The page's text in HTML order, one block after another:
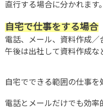
直行する場合に分かれます。
自宅で仕事をする場合
電話、メール、資料作成／
午後は出社して資料作成な
自宅でできる範囲の仕事を
電話とメールだけでも効率